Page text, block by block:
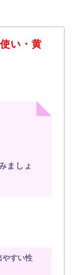
い・黄
ましょ
やすい性